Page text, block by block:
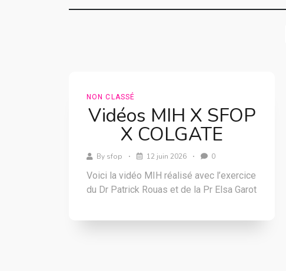
NON CLASSÉ
Vidéos MIH X SFOP
X COLGATE
By sfop 12 juin 2026 0
Voici la vidéo MIH réalisé avec l’exercice
du Dr Patrick Rouas et de la Pr Elsa Garot